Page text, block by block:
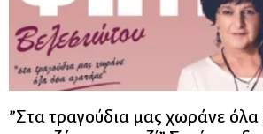
”Στα τραγούδια μας χωράνε